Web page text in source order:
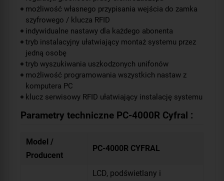
możliwość własnego przypisania wejścia do zamka
szyfrowego / klucza RFID
indywidualne nastawy dla każdego abonenta
tryb instalacyjny ułatwiający montaż systemu przez
jedną osobę
tryb wyszukiwania uszkodzonych unifonów
możliwość programowania wszystkich nastaw z
komputera PC
klucz serwisowy RFID ułatwiający instalację systemu
Parametry techniczne PC-4000R Cyfral :
Model /
Producent
PC-4000R CYFRAL
LCD, podświetlany i